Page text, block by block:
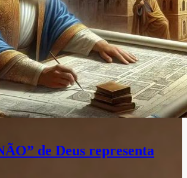
de Deus representa